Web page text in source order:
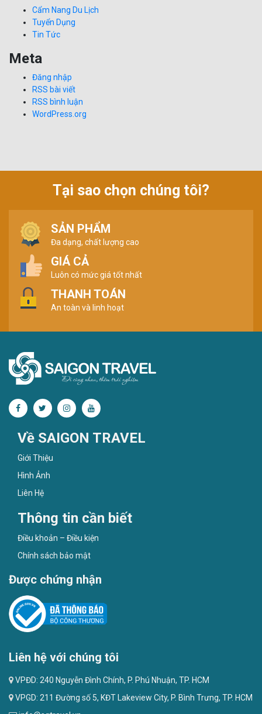
Cẩm Nang Du Lịch
Tuyển Dụng
Tin Tức
Meta
Đăng nhập
RSS bài viết
RSS bình luận
WordPress.org
Tại sao chọn chúng tôi?
SẢN PHẨM
Đa dạng, chất lượng cao
GIÁ CẢ
Luôn có mức giá tốt nhất
THANH TOÁN
An toàn và linh hoạt
Về SAIGON TRAVEL
Giới Thiệu
Hình Ảnh
Liên Hệ
Thông tin cần biết
Điều khoản – Điều kiện
Chính sách bảo mật
Được chứng nhận
Liên hệ với chúng tôi
VPĐD: 240 Nguyễn Đình Chính, P. Phú Nhuận, TP. HCM
VPGD: 211 Đường số 5, KĐT Lakeview City, P. Bình Trưng, TP. HCM